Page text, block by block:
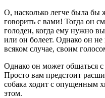
О, насколько легче была бы
говорить с вами! Тогда он
голоден, когда ему нужно
или он болеет. Однако он
всяком случае, своим
Однако он может общаться с
Просто вам предстоит
собака ходит с опущенным
этом.